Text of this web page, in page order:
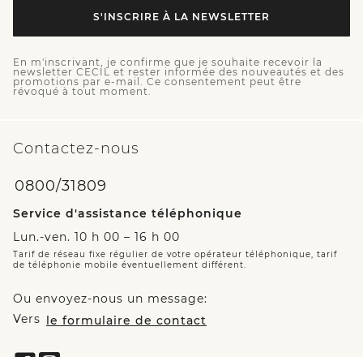
S'INSCRIRE À LA NEWSLETTER
En m'inscrivant, je confirme que je souhaite recevoir la
newsletter CECIL et rester informée des nouveautés et des
promotions par e-mail. Ce consentement peut être
révoqué à tout moment.
Contactez-nous
0800/31809
Service d'assistance téléphonique
Lun.-ven. 10 h 00 – 16 h 00
Tarif de réseau fixe régulier de votre opérateur téléphonique, tarif
de téléphonie mobile éventuellement différent.
Ou envoyez-nous un message:
Vers le formulaire de contact